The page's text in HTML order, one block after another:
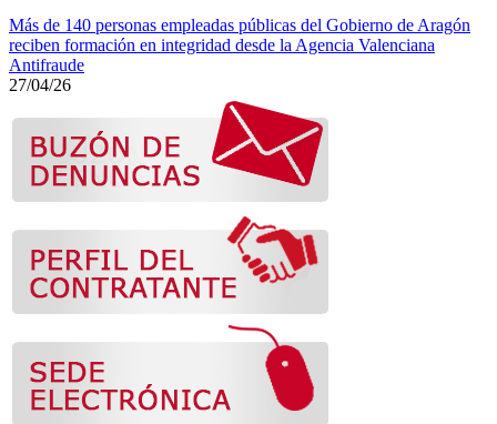
Más de 140 personas empleadas públicas del Gobierno de Aragón
reciben formación en integridad desde la Agencia Valenciana
Antifraude
27/04/26